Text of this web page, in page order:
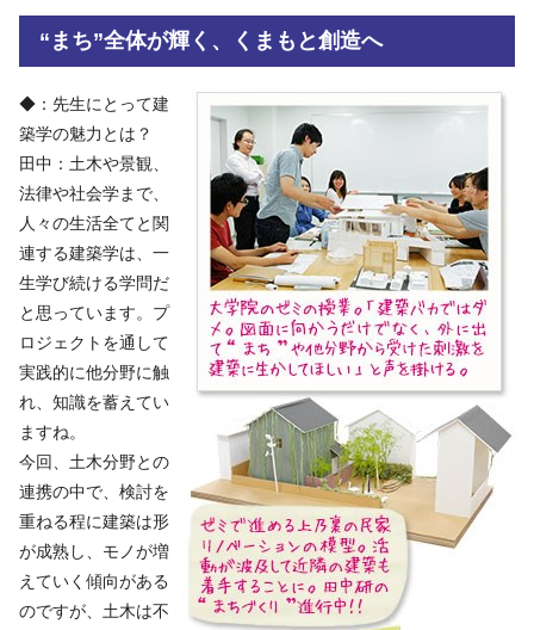
“まち”全体が輝く、くまもと創造へ
◆：先生にとって建
築学の魅力とは？
田中：土木や景観、
法律や社会学まで、
人々の生活全てと関
連する建築学は、一
生学び続ける学問だ
と思っています。プ
ロジェクトを通して
実践的に他分野に触
れ、知識を蓄えてい
ますね。
今回、土木分野との
連携の中で、検討を
重ねる程に建築は形
が成熟し、モノが増
えていく傾向がある
のですが、土木は不